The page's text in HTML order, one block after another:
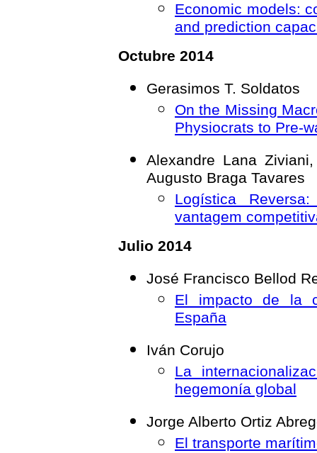
Economic models:
and prediction
Octubre 2014
Gerasimos T. Soldatos
On the Missing
Physiocrats to Pre-
Alexandre Lana
Augusto Braga Tavares
Logística
vantagem
Julio 2014
José Francisco Bellod
El impacto de la
España
Iván Corujo
La
hegemonía global
Jorge Alberto Ortiz
El transporte